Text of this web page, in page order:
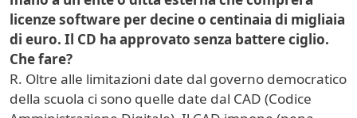
licenze software per decine o centinaia di migliaia
di euro. Il CD ha approvato senza battere ciglio.
Che fare?
R. Oltre alle limitazioni date dal governo democratico
della scuola ci sono quelle date dal CAD (Codice